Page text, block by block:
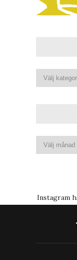
Instagram